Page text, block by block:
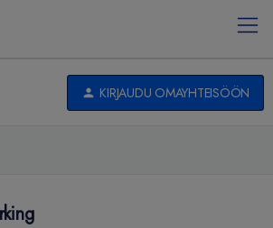
KIRJAUDU OMAYHTEISÖÖN